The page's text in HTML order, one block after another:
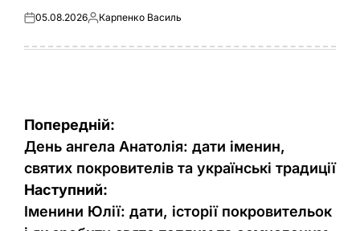
Оприлюднено
05.08.2026Опубліковано
Карпенко Василь
Навігація
записів
Попередній:
День ангела Анатолія: дати іменин,
святих покровителів та українські традиції
Наступний:
Іменини Юлії: дати, історії покровительок